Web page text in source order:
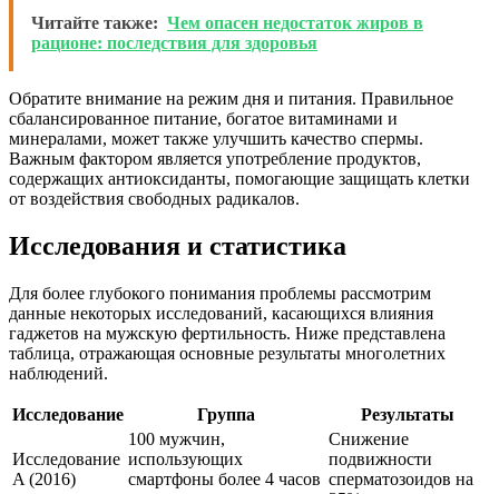
Читайте также: Чем опасен недостаток жиров в
рационе: последствия для здоровья
Обратите внимание на режим дня и питания. Правильное
сбалансированное питание, богатое витаминами и
минералами, может также улучшить качество спермы.
Важным фактором является употребление продуктов,
содержащих антиоксиданты, помогающие защищать клетки
от воздействия свободных радикалов.
Исследования и статистика
Для более глубокого понимания проблемы рассмотрим
данные некоторых исследований, касающихся влияния
гаджетов на мужскую фертильность. Ниже представлена
таблица, отражающая основные результаты многолетних
наблюдений.
Исследование Группа Результаты
Исследование
A (2016)
100 мужчин,
использующих
смартфоны более 4 часов
Снижение
подвижности
сперматозоидов на